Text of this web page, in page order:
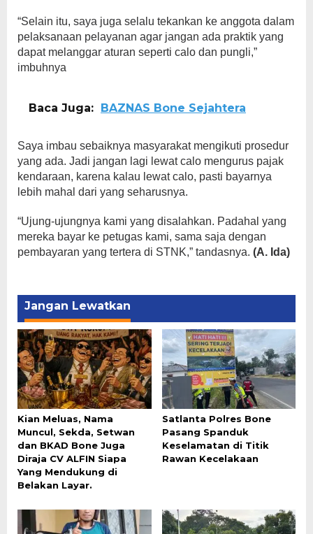
“Selain itu, saya juga selalu tekankan ke anggota dalam
pelaksanaan pelayanan agar jangan ada praktik yang
dapat melanggar aturan seperti calo dan pungli,”
imbuhnya
Baca Juga: BAZNAS Bone Sejahtera
Saya imbau sebaiknya masyarakat mengikuti prosedur
yang ada. Jadi jangan lagi lewat calo mengurus pajak
kendaraan, karena kalau lewat calo, pasti bayarnya
lebih mahal dari yang seharusnya.
“Ujung-ujungnya kami yang disalahkan. Padahal yang
mereka bayar ke petugas kami, sama saja dengan
pembayaran yang tertera di STNK,” tandasnya. (A. Ida)
Jangan Lewatkan
Kian Meluas, Nama
Muncul, Sekda, Setwan
dan BKAD Bone Juga
Diraja CV ALFIN Siapa
Yang Mendukung di
Belakan Layar.
Satlanta Polres Bone
Pasang Spanduk
Keselamatan di Titik
Rawan Kecelakaan